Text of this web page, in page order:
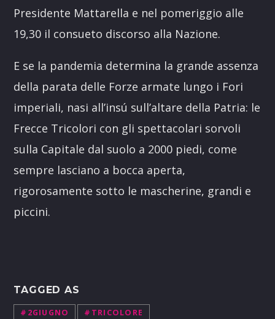
Presidente Mattarella e nel pomeriggio alle
19,30 il consueto discorso alla Nazione.
E se la pandemia determina la grande assenza
della parata delle Forze armate lungo i Fori
imperiali, nasi all’insú sull’altare della Patria: le
Frecce Tricolori con gli spettacolari sorvoli
sulla Capitale dal suolo a 2000 piedi, come
sempre lasciano a bocca aperta,
rigorosamente sotto le mascherine, grandi e
piccini.
TAGGED AS
#2GIUGNO #TRICOLORE